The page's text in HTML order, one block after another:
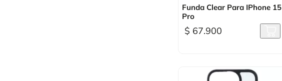
Vista rápida
Funda Clear Para IPhone 15
Pro
$ 67.900